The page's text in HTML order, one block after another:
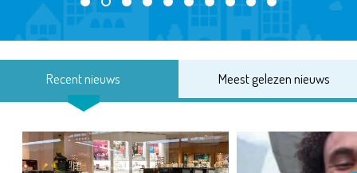
Recent nieuws Meest gelezen nieuws